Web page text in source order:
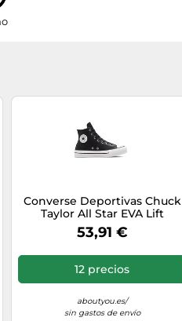
Converse Deportivas Chuck
Taylor All Star EVA Lift
Leather Plataforma Mujer
53,91 €
12 precios
aboutyou.es/
sin gastos de envío